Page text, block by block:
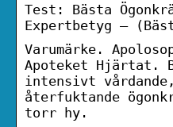
Test: Bästa
Expertbetyg –
Varumärke.
Apoteket Hjärtat.
intensivt vårdande,
återfuktande
torr hy.